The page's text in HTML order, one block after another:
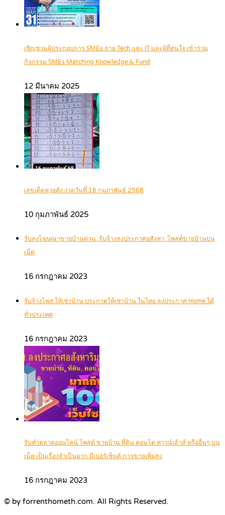
เชิญชวนผู้ประกอบการ SMEs สาย Tech และ IT และผู้ที่สนใจ เข้าร่วม
กิจกรรม SMEs Matching Knowledge & Fund
12 มีนาคม 2025
เลขเด็ดหวยดัง งวดวันที่ 16 กุมภาพันธ์ 2568
10 กุมภาพันธ์ 2025
รับลงโฆษณาขายบ้านด่วน, รับจ้างลงประกาศอสังหา, โพสต์ขายบ้านบน
เน็ต
16 กรกฎาคม 2023
รับจ้างโพส ให้เช่าบ้าน ประกาศให้เช่าบ้าน ในไทย ลงประกาศ Home ได้
ทั่วประเทศ
16 กรกฎาคม 2023
รับทำตลาดออนไลน์ โพสต์ ขายบ้าน ที่ดิน คอนโด ทาวน์เฮ้าส์ หรืออื่นๆ บน
เน็ต เป็นเรื่องจำเป็นมาก มีเปอร์เซ็นต์ การขายเพิ่มสูง
16 กรกฎาคม 2023
© by forrenthometh.com. All Rights Reserved.